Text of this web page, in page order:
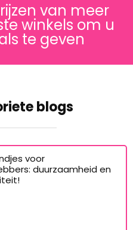
van meer
winkels om u
te geven
blogs
voor
duurzaamheid en